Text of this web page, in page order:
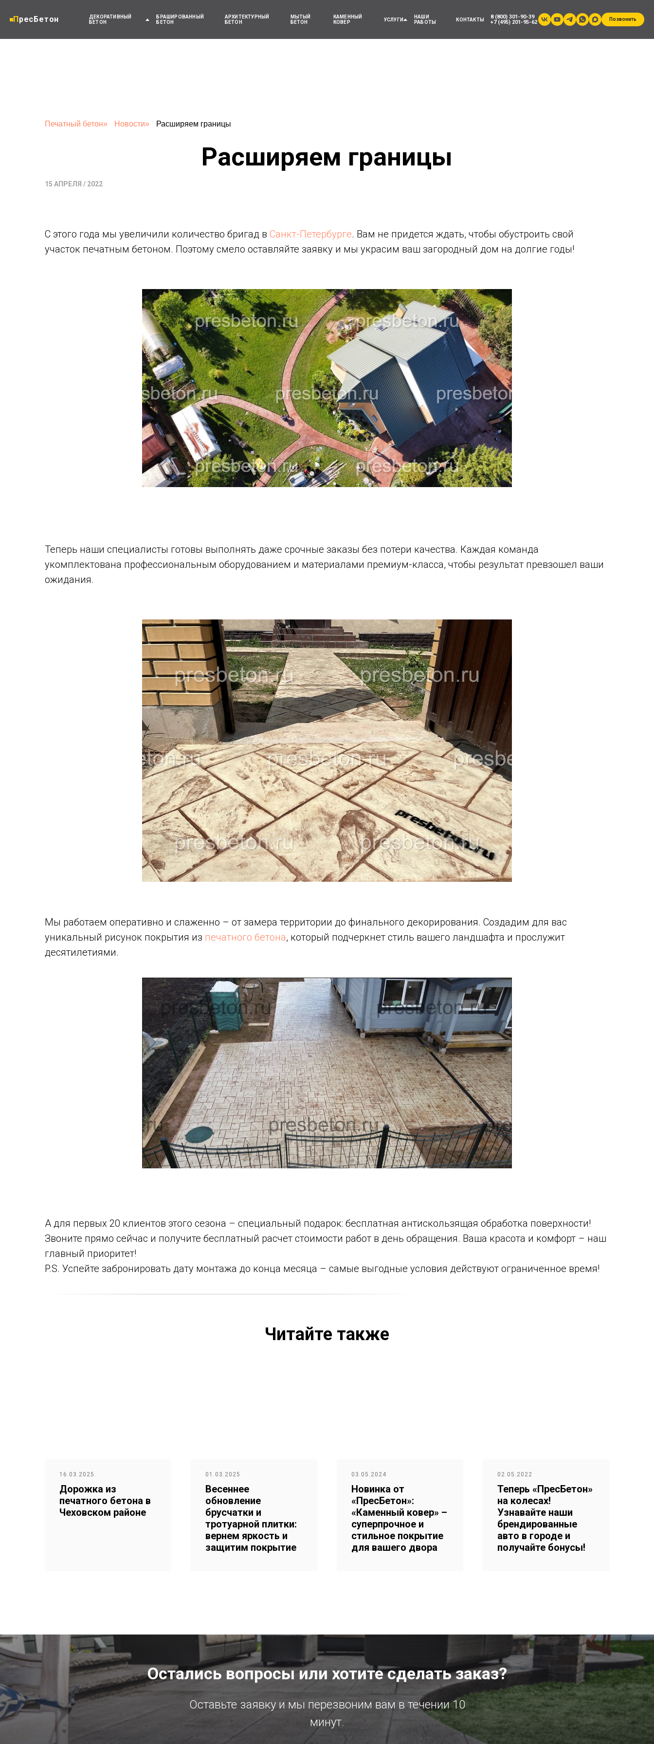
ПресБетон
ДЕКОРАТИВНЫЙ
БЕТОН
БРАШИРОВАННЫЙ
БЕТОН
АРХИТЕКТУРНЫЙ
БЕТОН
МЫТЫЙ
БЕТОН
КАМЕННЫЙ
КОВЕР
УСЛУГИ
НАШИ
РАБОТЫ
КОНТАКТЫ
8 (800) 301-90-39
+7 (495) 201-95-62
Позвонить
Печатный бетон» Новости» Расширяем границы
Расширяем границы
15 АПРЕЛЯ / 2022
С этого года мы увеличили количество бригад в Санкт-Петербурге. Вам не придется ждать, чтобы обустроить свой
участок печатным бетоном. Поэтому смело оставляйте заявку и мы украсим ваш загородный дом на долгие годы!
Теперь наши специалисты готовы выполнять даже срочные заказы без потери качества. Каждая команда
укомплектована профессиональным оборудованием и материалами премиум-класса, чтобы результат превзошел ваши
ожидания.
Мы работаем оперативно и слаженно – от замера территории до финального декорирования. Создадим для вас
уникальный рисунок покрытия из печатного бетона, который подчеркнет стиль вашего ландшафта и прослужит
десятилетиями.
А для первых 20 клиентов этого сезона – специальный подарок: бесплатная антискользящая обработка поверхности!
Звоните прямо сейчас и получите бесплатный расчет стоимости работ в день обращения. Ваша красота и комфорт – наш
главный приоритет!
P.S. Успейте забронировать дату монтажа до конца месяца – самые выгодные условия действуют ограниченное время!
Читайте также
16.03.2025
Дорожка из
печатного бетона в
Чеховском районе
01.03.2025
Весеннее
обновление
брусчатки и
тротуарной плитки:
вернем яркость и
защитим покрытие
03.05.2024
Новинка от
«ПресБетон»:
«Каменный ковер» –
суперпрочное и
стильное покрытие
для вашего двора
02.05.2022
Теперь «ПресБетон»
на колесах!
Узнавайте наши
брендированные
авто в городе и
получайте бонусы!
Остались вопросы или хотите сделать заказ?
Оставьте заявку и мы перезвоним вам в течении 10
минут.